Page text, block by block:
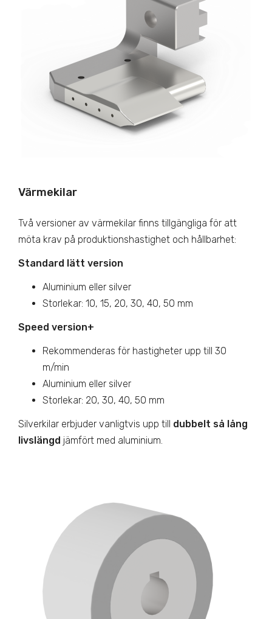
Värmekilar
Två versioner av värmekilar finns tillgängliga för att
möta krav på produktionshastighet och hållbarhet:
Standard lätt version
Aluminium eller silver
Storlekar: 10, 15, 20, 30, 40, 50 mm
Speed version+
Rekommenderas för hastigheter upp till 30
m/min
Aluminium eller silver
Storlekar: 20, 30, 40, 50 mm
Silverkilar erbjuder vanligtvis upp till dubbelt så lång
livslängd jämfört med aluminium.